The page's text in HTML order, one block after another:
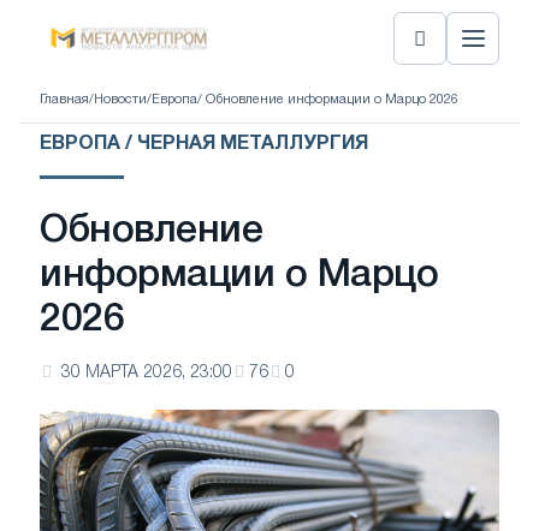
Главная/ Новости/ Европа/ Обновление информации о Марцо 2026
ЕВРОПА / ЧЕРНАЯ МЕТАЛЛУРГИЯ
Обновление
информации о Марцо
2026
30 МАРТА 2026, 23:00 76 0